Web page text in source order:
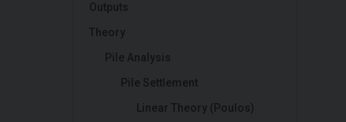
Outputs
Theory
Pile Analysis
Pile Settlement
Linear Theory (Poulos)